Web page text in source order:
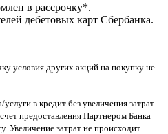
в рассрочку*.
дебетовых карт Сбербанка.
условия других акций на покупку не
в кредит без увеличения затрат
предоставления Партнером Банка
Увеличение затрат не происходит